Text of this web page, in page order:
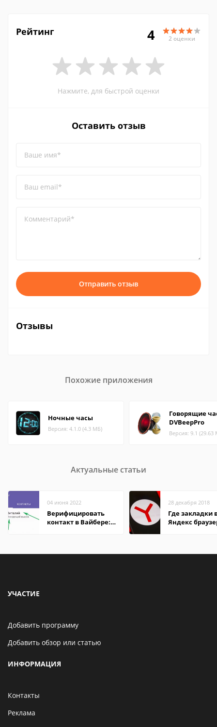
Рейтинг 4 2 оценки
Нажмите, для быстрой оценки
Оставить отзыв
Ваше имя*
Ваш email*
Комментарий*
Отправить отзыв
Отзывы
Похожие приложения
Ночные часы
Версия: 4.1.0 (4.3 МБ)
Говорящие
DVBeepPro
Версия: 9.1 (29.63
Актуальные статьи
04 июня 2022
Верифицировать
контакт в Вайбере:
28 декабря 2018
Где закладки
Яндекс
УЧАСТИЕ
Добавить программу
Добавить обзор или статью
ИНФОРМАЦИЯ
Контакты
Реклама